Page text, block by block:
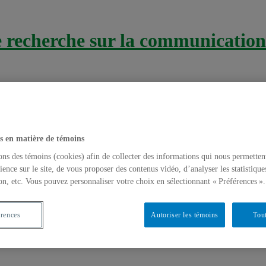
recherche sur la
à la santé
Santé» du CSSS Laval de
en matière de témoins
des témoins (cookies) afin de collecter des informations qui nous
sur le site, de vous proposer des contenus vidéo, d’analyser les
etc. Vous pouvez personnaliser votre choix en sélectionnant « Préférences ».
Autoriser les témoins